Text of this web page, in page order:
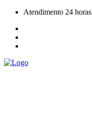
Atendimento 24 horas